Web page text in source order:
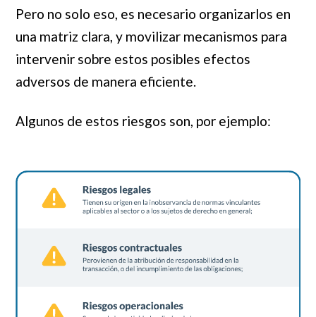
Pero no solo eso, es necesario organizarlos en
una matriz clara, y movilizar mecanismos para
intervenir sobre estos posibles efectos
adversos de manera eficiente.
Algunos de estos riesgos son, por ejemplo: